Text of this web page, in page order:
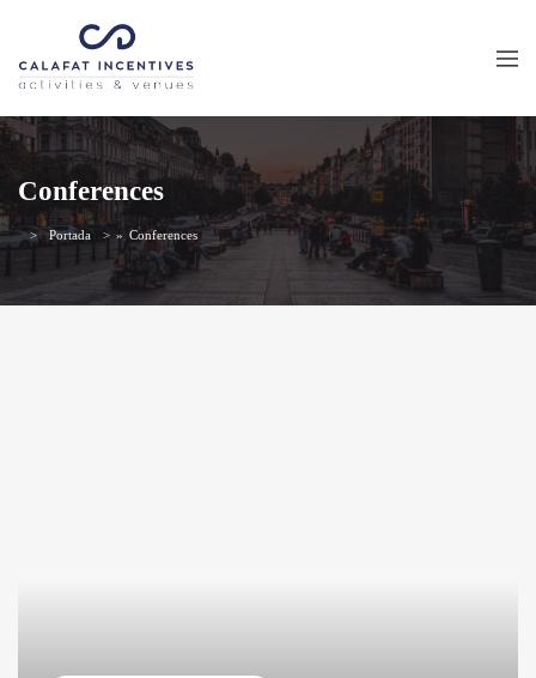
Conferences
Portada » Conferences